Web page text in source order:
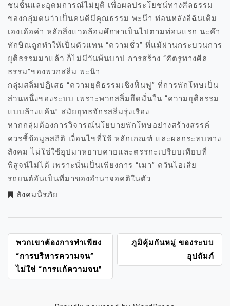
ชนชั้นและอุดมการณ์ไม่ยุติ เพื่อผลประโยชน์ทางศีลธรรม
ของกลุ่มตนว่าเป็นคนดีมีคุณธรรม พะน๊า ท่อนหลังอีฉันเติม
เองเด้อค่า หลักสิ่งแวดล้อมศึกษาเป็นไปตามท่อนแรก นะค๊า
ทักษิณถูกทำให้เป็นตัวแทน “ความชั่ว” ที่แม้ผ่านกระบวนการ
ยุติธรรมมาแล้ว ก็ไม่มีวันพ้นบาป การสร้าง “ศัตรูทางศีล
ธรรม”ของพวกสลิ่ม พะน๊า
กลุ่มสลิ่มปฏิเสธ “ความยุติธรรมเชิงฟื้นฟู” ที่การพักโทษเป็น
ส่วนหนึ่งของระบบ เพราะพวกสลิ่มยึดมั่นใน “ความยุติธรรม
แบบล้างแค้น” สมัยยุทธจักรสลิ่มรุ่งเรือง
หากกลุ่มต้องการวิจารณ์นโยบายพักโทษอย่างสร้างสรรค์
ควรชี้ข้อมูลสถิติ เงื่อนไขที่ใช้ หลักเกณฑ์ และผลกระทบทาง
สังคม ไม่ใช่ใช้อุปมาหยาบคายและตรรกะเปรียบเทียบที่
พิสูจน์ไม่ได้ เพราะนั่นเป็นเพียงการ “เมา” ควันไอเสีย
รถยนต์อันเป็นที่มาของอำนาจอคติในตัว
สังคมนิรภัย
แนะแนว
เรื่อง
พวกเขาต้องการทำเพียง
“การบริหารความจน”
ไม่ใช่ “การแก้ความจน”
ภูมิคุ้มกันหมู่ ของระบบ
อุปถัมภ์